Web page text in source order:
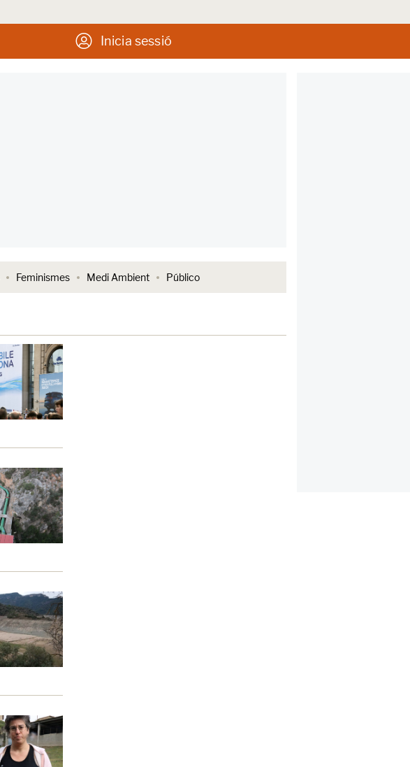
Inicia sessió
Feminismes Medi Ambient Público